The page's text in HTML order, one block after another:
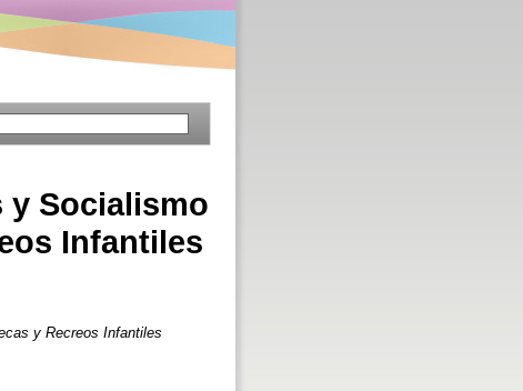
y Socialismo
Infantiles
y Recreos Infantiles